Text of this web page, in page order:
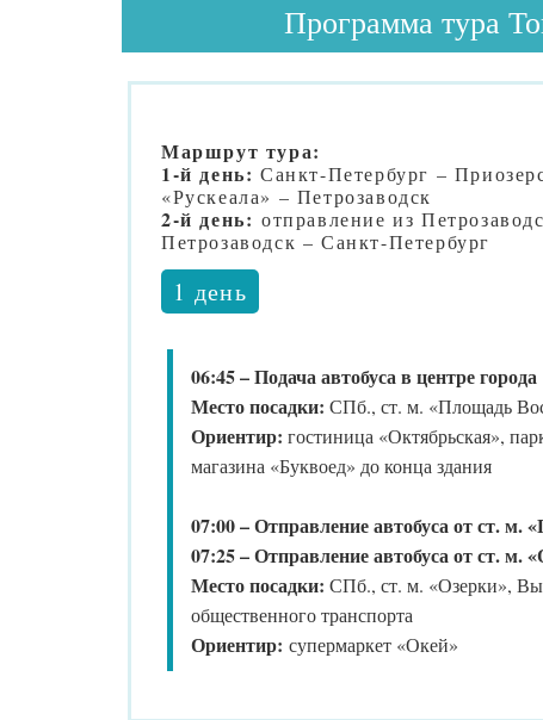
Программа тура
Маршрут тура:
1-й день: Санкт-Петербург –
«Рускеала» – Петрозаводск
2-й день: отправление из
Петрозаводск – Санкт-Петербург
1 день
06:45 – Подача автобуса в центре города
Место посадки: СПб., ст. м. «Площадь
Ориентир: гостиница «Октябрьская»,
магазина «Буквоед» до конца здания
07:00 – Отправление автобуса от ст. м.
07:25 – Отправление автобуса от ст. м.
Место посадки: СПб., ст. м. «Озерки»,
общественного транспорта
Ориентир: супермаркет «Окей»